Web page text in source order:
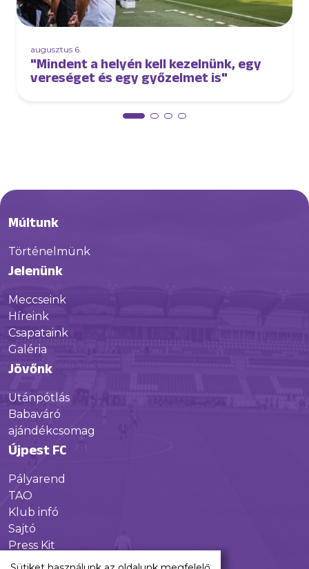
augusztus 6.
"Mindent a helyén kell kezelnünk, egy
vereséget és egy győzelmet is"
Múltunk
Történelmünk
Jelenünk
Meccseink
Híreink
Csapataink
Galéria
Jövőnk
Utánpótlás
Babaváró
ajándékcsomag
Újpest FC
Pályarend
TAO
Klub infó
Sajtó
Press Kit
Újpest FC Shop